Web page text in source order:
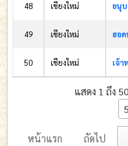
48 เชียงใหม่ อนุบ
49 เชียงใหม่ ฮอ
50 เชียงใหม่ เจ้
แสดง 1 ถึง
หน้าแรก ถัดไป